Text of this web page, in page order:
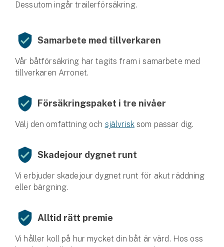
Dessutom ingår trailer­försäkring.
Samarbete med tillverkaren
Vår båtförsäkring har tagits fram i samarbete med
tillverkaren Arronet.
Försäkringspaket i tre nivåer
Välj den omfattning och självrisksom passar dig.
Skadejour dygnet runt
Vi erbjuder skadejour dygnet runt för akut räddning
eller bärgning.
Alltid rätt premie
Vi håller koll på hur mycket din båt är värd. Hos oss